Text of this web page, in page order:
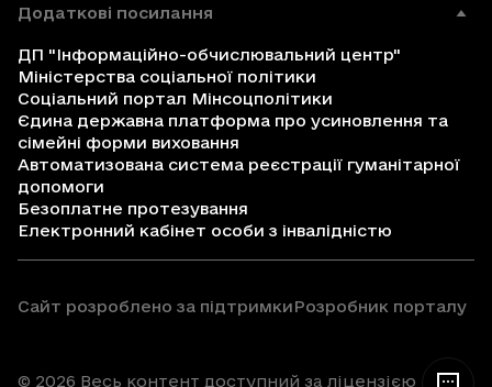
Додаткові посилання
ДП "Інформаційно-обчислювальний центр"
Міністерства соціальної політики
Соціальний портал Мінсоцполітики
Єдина державна платформа про усиновлення та
сімейні форми виховання
Автоматизована система реєстрації гуманітарної
допомоги
Безоплатне протезування
Електронний кабінет особи з інвалідністю
Сайт розроблено за підтримкиРозробник порталу
© 2026 Весь контент доступний за ліцензією